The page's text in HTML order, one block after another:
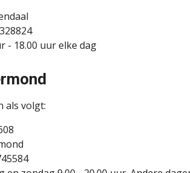
- 18.00 uur elke dag
als volgt: